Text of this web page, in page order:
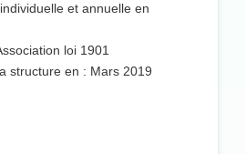
et annuelle en
loi 1901
structure en : Mars 2019